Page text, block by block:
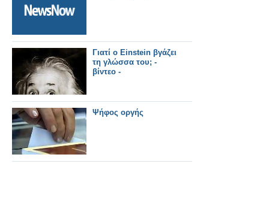
Γιατί ο Einstein βγάζει
τη γλώσσα του; -
βίντεο -
Ψήφος οργής